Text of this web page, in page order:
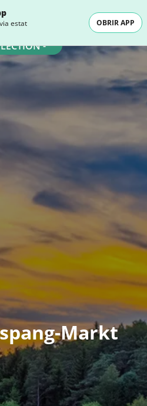
estat
OBRIR APP
-
Markt